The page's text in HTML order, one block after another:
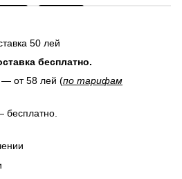
50 лей
бесплатно.
от 58 лей (по тарифам
бесплатно.